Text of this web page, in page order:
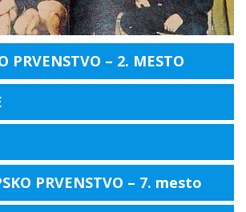
PRVENSTVO – 2. MESTO
PRVENSTVO – 7. mesto